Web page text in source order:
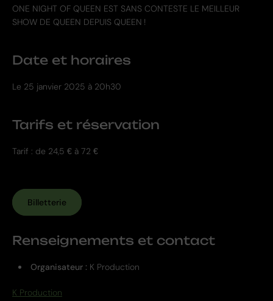
ONE NIGHT OF QUEEN EST SANS CONTESTE LE MEILLEUR
SHOW DE QUEEN DEPUIS QUEEN !
Date et horaires
Le 25 janvier 2025 à 20h30
Tarifs et réservation
Tarif : de 24,5 € à 72 €
Billetterie
Renseignements et contact
Organisateur : K Production
K Production